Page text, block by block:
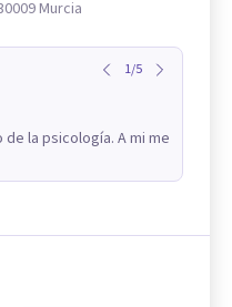
Murcia
1/5
la psicología. A mi me